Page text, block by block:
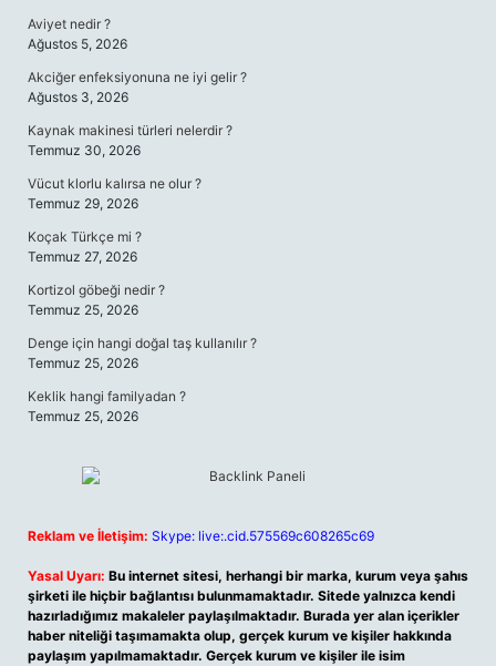
Aviyet nedir ?
Ağustos 5, 2026
Akciğer enfeksiyonuna ne iyi gelir ?
Ağustos 3, 2026
Kaynak makinesi türleri nelerdir ?
Temmuz 30, 2026
Vücut klorlu kalırsa ne olur ?
Temmuz 29, 2026
Koçak Türkçe mi ?
Temmuz 27, 2026
Kortizol göbeği nedir ?
Temmuz 25, 2026
Denge için hangi doğal taş kullanılır ?
Temmuz 25, 2026
Keklik hangi familyadan ?
Temmuz 25, 2026
Reklam ve İletişim: Skype: live:.cid.575569c608265c69
Yasal Uyarı: Bu internet sitesi, herhangi bir marka, kurum veya şahıs
şirketi ile hiçbir bağlantısı bulunmamaktadır. Sitede yalnızca kendi
hazırladığımız makaleler paylaşılmaktadır. Burada yer alan içerikler
haber niteliği taşımamakta olup, gerçek kurum ve kişiler hakkında
paylaşım yapılmamaktadır. Gerçek kurum ve kişiler ile isim